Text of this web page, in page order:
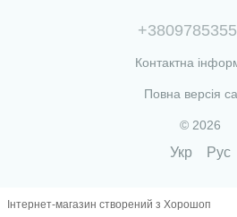
Контактна
Повна версія
© 2026
Укр Рус
Інтернет-магазин створений з Хорошоп